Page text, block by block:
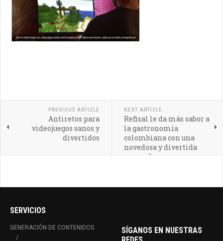
PREVIOUS ARTICLE
Antiretos para
videojuegos sanos y
divertidos
NEXT ARTICLE
Refisal le da más sabor a
la gastronomía
colombiana con una
novedosa y divertida
campaña
SERVICIOS
GENERACIÓN DE CONTENIDOS
SÍGANOS EN NUESTRAS